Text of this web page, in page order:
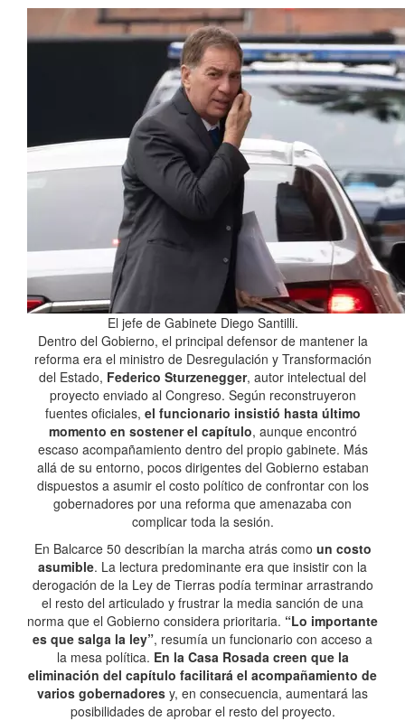
El jefe de Gabinete Diego Santilli.
Dentro del Gobierno, el principal defensor de mantener la
reforma era el ministro de Desregulación y Transformación
del Estado, Federico Sturzenegger, autor intelectual del
proyecto enviado al Congreso. Según reconstruyeron
fuentes oficiales, el funcionario insistió hasta último
momento en sostener el capítulo, aunque encontró
escaso acompañamiento dentro del propio gabinete. Más
allá de su entorno, pocos dirigentes del Gobierno estaban
dispuestos a asumir el costo político de confrontar con los
gobernadores por una reforma que amenazaba con
complicar toda la sesión.
En Balcarce 50 describían la marcha atrás como un costo
asumible. La lectura predominante era que insistir con la
derogación de la Ley de Tierras podía terminar arrastrando
el resto del articulado y frustrar la media sanción de una
norma que el Gobierno considera prioritaria. “Lo importante
es que salga la ley”, resumía un funcionario con acceso a
la mesa política. En la Casa Rosada creen que la
eliminación del capítulo facilitará el acompañamiento de
varios gobernadores y, en consecuencia, aumentará las
posibilidades de aprobar el resto del proyecto.